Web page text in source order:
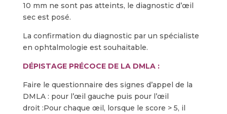
10 mm ne sont pas atteints, le diagnostic d’œil
sec est posé.
La confirmation du diagnostic par un spécialiste
en ophtalmologie est souhaitable.
DÉPISTAGE PRÉCOCE DE LA DMLA :
Faire le questionnaire des signes d’appel de la
DMLA : pour l’œil gauche puis pour l’œil
droit :Pour chaque œil, lorsque le score > 5, il